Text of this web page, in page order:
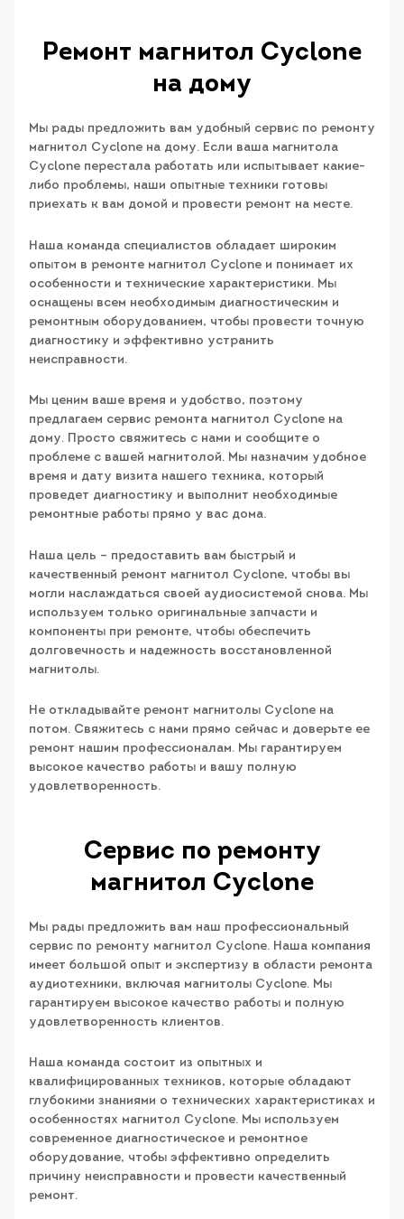
Ремонт магнитол Cyclone
на дому
Мы рады предложить вам удобный сервис по ремонту
магнитол Cyclone на дому. Если ваша магнитола
Cyclone перестала работать или испытывает какие-
либо проблемы, наши опытные техники готовы
приехать к вам домой и провести ремонт на месте.
Наша команда специалистов обладает широким
опытом в ремонте магнитол Cyclone и понимает их
особенности и технические характеристики. Мы
оснащены всем необходимым диагностическим и
ремонтным оборудованием, чтобы провести точную
диагностику и эффективно устранить
неисправности.
Мы ценим ваше время и удобство, поэтому
предлагаем сервис ремонта магнитол Cyclone на
дому. Просто свяжитесь с нами и сообщите о
проблеме с вашей магнитолой. Мы назначим удобное
время и дату визита нашего техника, который
проведет диагностику и выполнит необходимые
ремонтные работы прямо у вас дома.
Наша цель – предоставить вам быстрый и
качественный ремонт магнитол Cyclone, чтобы вы
могли наслаждаться своей аудиосистемой снова. Мы
используем только оригинальные запчасти и
компоненты при ремонте, чтобы обеспечить
долговечность и надежность восстановленной
магнитолы.
Не откладывайте ремонт магнитолы Cyclone на
потом. Свяжитесь с нами прямо сейчас и доверьте ее
ремонт нашим профессионалам. Мы гарантируем
высокое качество работы и вашу полную
удовлетворенность.
Сервис по ремонту
магнитол Cyclone
Мы рады предложить вам наш профессиональный
сервис по ремонту магнитол Cyclone. Наша компания
имеет большой опыт и экспертизу в области ремонта
аудиотехники, включая магнитолы Cyclone. Мы
гарантируем высокое качество работы и полную
удовлетворенность клиентов.
Наша команда состоит из опытных и
квалифицированных техников, которые обладают
глубокими знаниями о технических характеристиках и
особенностях магнитол Cyclone. Мы используем
современное диагностическое и ремонтное
оборудование, чтобы эффективно определить
причину неисправности и провести качественный
ремонт.